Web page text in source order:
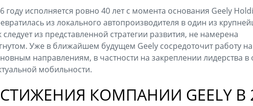
году исполняется ровно 40 лет с момента основания Geely
из локального автопроизводителя в один из
из представленной стратегии развития, не намерена
Уже в ближайшем будущем Geely сосредоточит работу
направлениям, в частности на закреплении лидерства в
мобильности.
КОМПАНИИ GEELY В